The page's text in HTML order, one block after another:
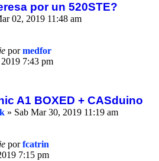
por un 520STE?
02, 2019 11:48 am
pormedfor
7:43 pm
A1 BOXED + CASduino
» Sab Mar 30, 2019 11:19 am
porfcatrin
7:15 pm